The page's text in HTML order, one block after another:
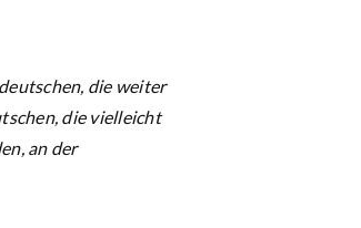
die weiter
die vielleicht
an der